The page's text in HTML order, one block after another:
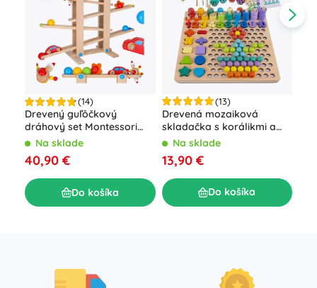
(14)
Drevený guľôčkový
dráhový set Montessori
XXLNa sklade
40,90 €
Do košíka
(13)
Drevená mozaiková
skladačka s korálikmi a
číslami
Na sklade
13,90 €
Do košíka